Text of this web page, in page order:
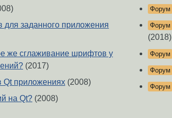
заданного приложения
же сглаживание шрифтов у
(2017)
Qt приложениях (2008)
на Qt? (2008)
Форум
Форум
(2018)
Форум
Форум
Форум